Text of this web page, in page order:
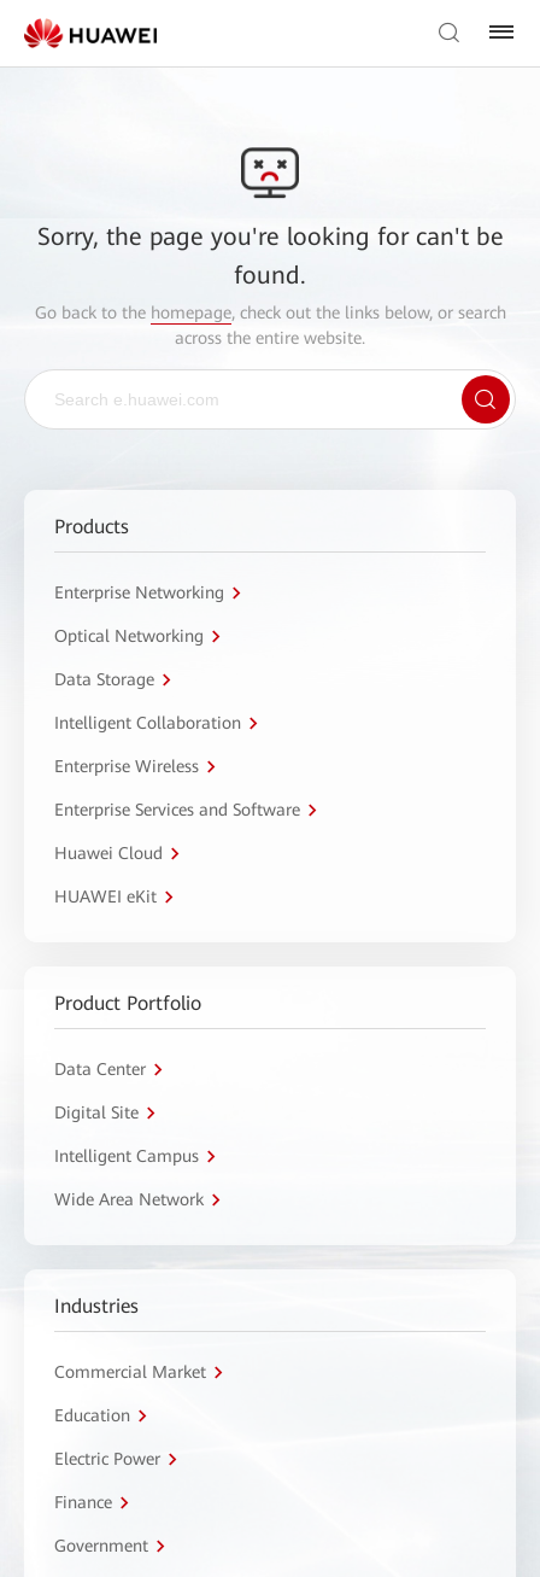
Sorry, the page you're looking for can't be
found.
Go back to the homepage, check out the links below, or search
across the entire website.
Products
Enterprise Networking
Optical Networking
Data Storage
Intelligent Collaboration
Enterprise Wireless
Enterprise Services and Software
Huawei Cloud
HUAWEI eKit
Product Portfolio
Data Center
Digital Site
Intelligent Campus
Wide Area Network
Industries
Commercial Market
Education
Electric Power
Finance
Government